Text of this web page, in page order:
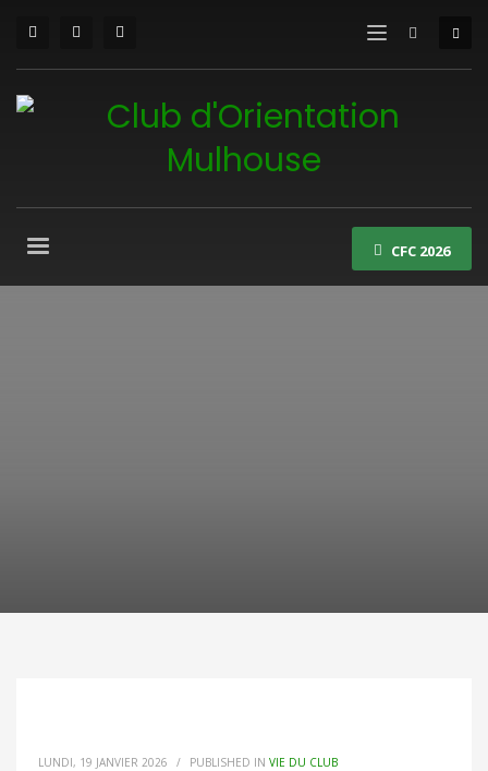
CFC 2026
LUNDI, 19 JANVIER 2026 / PUBLISHED IN VIE DU CLUB